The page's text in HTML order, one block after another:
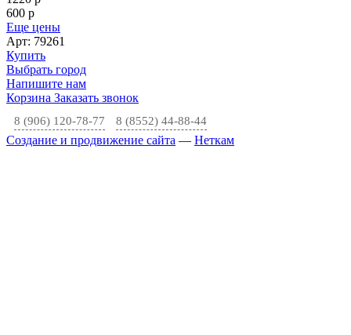
600 p
Еще цены
Арт: 79261
Купить
Выбрать город
Напишите нам
Корзина Заказать звонок
8 (906) 120-78-77 8 (8552) 44-88-44
Создание и продвижение сайта — Неткам